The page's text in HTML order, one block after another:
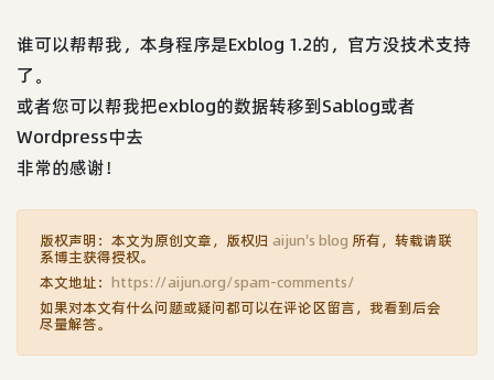
谁可以帮帮我，本身程序是Exblog 1.2的，官方没技术支持
了。
或者您可以帮我把exblog的数据转移到Sablog或者
Wordpress中去
非常的感谢！
版权声明：本文为原创文章，版权归 aijun's blog 所有，转载请联
系博主获得授权。
本文地址： https://aijun.org/spam-comments/
如果对本文有什么问题或疑问都可以在评论区留言，我看到后会
尽量解答。